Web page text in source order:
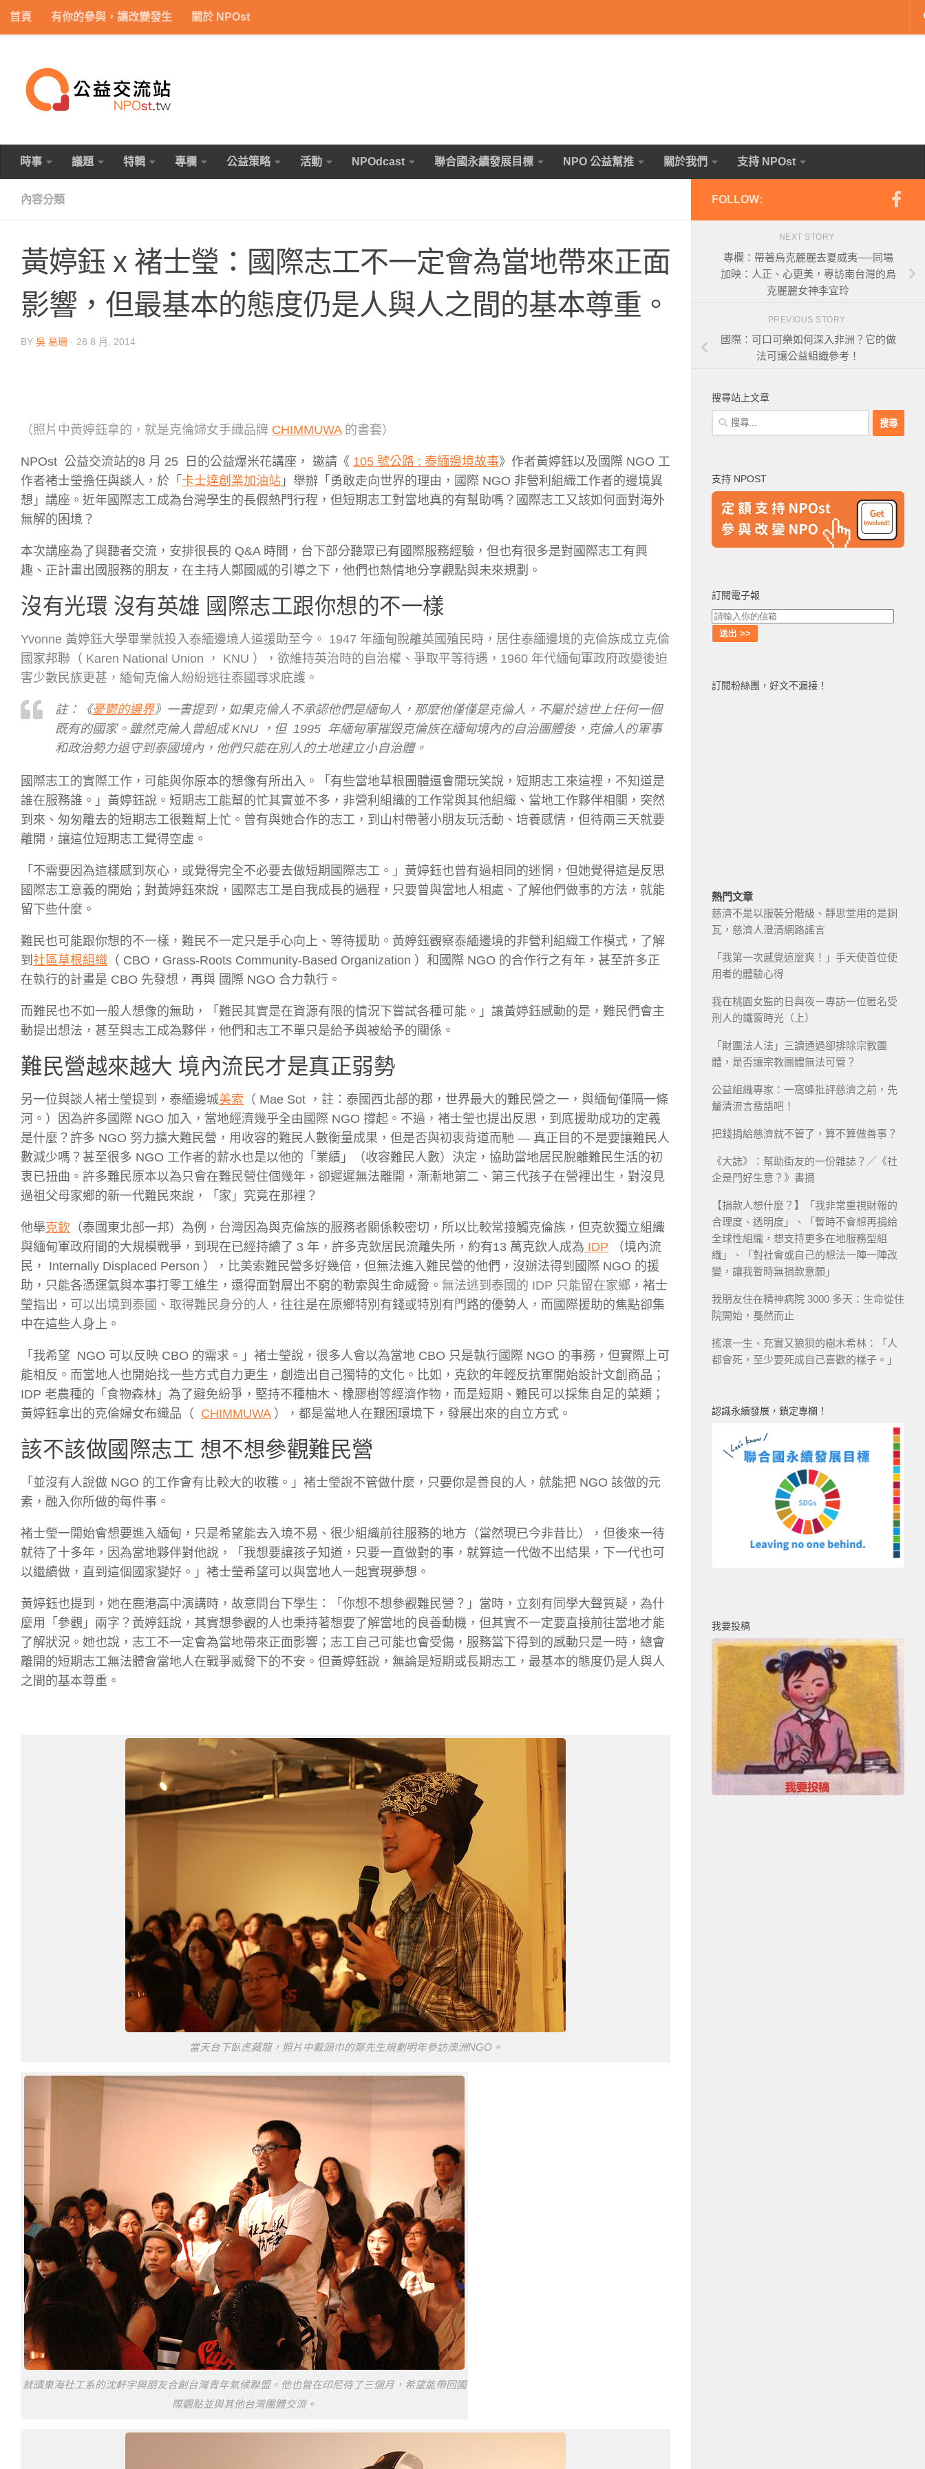
Skip to content
首頁 有你的參與，讓改變發生 關於 NPOst
時事 議題 特輯 專欄 公益策略 活動 NPOdcast 聯合國永續發展目標 NPO 公益幫推 關於我們 支持 NPOst
內容分類
黃婷鈺 x 褚士瑩：國際志工不一定會為當地帶來正面
影響，但最基本的態度仍是人與人之間的基本尊重。
BY 吳 易珊 · 28 8 月, 2014
（照片中黃婷鈺拿的，就是克倫婦女手織品牌 CHIMMUWA的書套）
NPOst 公益交流站的8 月 25 日的公益爆米花講座， 邀請《 105 號公路 : 泰緬邊境故事》作者黃婷鈺以及國際 NGO 工
作者褚士瑩擔任與談人，於「 卡士達創業加油站 」舉辦「勇敢走向世界的理由，國際 NGO 非營利組織工作者的邊境異
想」講座。近年國際志工成為台灣學生的長假熱門行程，但短期志工對當地真的有幫助嗎？國際志工又該如何面對海外
無解的困境？
本次講座為了與聽者交流，安排很長的 Q&A 時間，台下部分聽眾已有國際服務經驗，但也有很多是對國際志工有興
趣、正計畫出國服務的朋友，在主持人鄭國威的引導之下，他們也熱情地分享觀點與未來規劃。
沒有光環 沒有英雄 國際志工跟你想的不一樣
Yvonne 黃婷鈺大學畢業就投入泰緬邊境人道援助至今。 1947 年緬甸脫離英國殖民時，居住泰緬邊境的克倫族成立克倫
國家邦聯（ Karen National Union ， KNU ），欲維持英治時的自治權、爭取平等待遇，1960 年代緬甸軍政府政變後迫
害少數民族更甚，緬甸克倫人紛紛逃往泰國尋求庇護。
註：《憂鬱的邊界》一書提到，如果克倫人不承認他們是緬甸人，那麼他僅僅是克倫人，不屬於這世上任何一個
既有的國家。雖然克倫人曾組成 KNU ，但 1995 年緬甸軍摧毀克倫族在緬甸境內的自治團體後，克倫人的軍事
和政治勢力退守到泰國境內，他們只能在別人的土地建立小自治體。
國際志工的實際工作，可能與你原本的想像有所出入。「有些當地草根團體還會開玩笑說，短期志工來這裡，不知道是
誰在服務誰。」黃婷鈺說。短期志工能幫的忙其實並不多，非營利組織的工作常與其他組織、當地工作夥伴相關，突然
到來、匆匆離去的短期志工很難幫上忙。曾有與她合作的志工，到山村帶著小朋友玩活動、培養感情，但待兩三天就要
離開，讓這位短期志工覺得空虛。
「不需要因為這樣感到灰心，或覺得完全不必要去做短期國際志工。」黃婷鈺也曾有過相同的迷惘，但她覺得這是反思
國際志工意義的開始；對黃婷鈺來說，國際志工是自我成長的過程，只要曾與當地人相處、了解他們做事的方法，就能
留下些什麼。
難民也可能跟你想的不一樣，難民不一定只是手心向上、等待援助。黃婷鈺觀察泰緬邊境的非營利組織工作模式，了解
到 社區草根組織 （ CBO，Grass-Roots Community-Based Organization ）和國際 NGO 的合作行之有年，甚至許多正
在執行的計畫是 CBO 先發想，再與 國際 NGO 合力執行。
而難民也不如一般人想像的無助，「難民其實是在資源有限的情況下嘗試各種可能。」讓黃婷鈺感動的是，難民們會主
動提出想法，甚至與志工成為夥伴，他們和志工不單只是給予與被給予的關係。
難民營越來越大 境內流民才是真正弱勢
另一位與談人褚士瑩提到，泰緬邊城美索 （ Mae Sot ，註：泰國西北部的郡，世界最大的難民營之一，與緬甸僅隔一條
河。）因為許多國際 NGO 加入，當地經濟幾乎全由國際 NGO 撐起。不過，褚士瑩也提出反思，到底援助成功的定義
是什麼？許多 NGO 努力擴大難民營，用收容的難民人數衡量成果，但是否與初衷背道而馳 — 真正目的不是要讓難民人
數減少嗎？甚至很多 NGO 工作者的薪水也是以他的「業績」（收容難民人數）決定，協助當地居民脫離難民生活的初
衷已扭曲。許多難民原本以為只會在難民營住個幾年，卻遲遲無法離開，漸漸地第二、第三代孩子在營裡出生，對沒見
過祖父母家鄉的新一代難民來說，「家」究竟在那裡？
他舉克欽 （泰國東北部一邦）為例，台灣因為與克倫族的服務者關係較密切，所以比較常接觸克倫族，但克欽獨立組織
與緬甸軍政府間的大規模戰爭，到現在已經持續了 3 年，許多克欽居民流離失所，約有13 萬克欽人成為 IDP （境內流
民， Internally Displaced Person ），比美索難民營多好幾倍，但無法進入難民營的他們，沒辦法得到國際 NGO 的援
助，只能各憑運氣與本事打零工維生，還得面對層出不窮的勒索與生命威脅。 無法逃到泰國的 IDP 只能留在家鄉 ，褚士
瑩指出， 可以出境到泰國、取得難民身分的人 ，往往是在原鄉特別有錢或特別有門路的優勢人，而國際援助的焦點卻集
中在這些人身上。
「我希望 NGO 可以反映 CBO 的需求。」褚士瑩說，很多人會以為當地 CBO 只是執行國際 NGO 的事務，但實際上可
能相反。而當地人也開始找一些方式自力更生，創造出自己獨特的文化。比如，克欽的年輕反抗軍開始設計文創商品；
IDP 老農種的「食物森林」為了避免紛爭，堅持不種柚木、橡膠樹等經濟作物，而是短期、難民可以採集自足的菜類；
黃婷鈺拿出的克倫婦女布織品（ CHIMMUWA），都是當地人在艱困環境下，發展出來的自立方式。
該不該做國際志工 想不想參觀難民營
「並沒有人說做 NGO 的工作會有比較大的收穫。」褚士瑩說不管做什麼，只要你是善良的人，就能把 NGO 該做的元
素，融入你所做的每件事。
褚士瑩一開始會想要進入緬甸，只是希望能去入境不易、很少組織前往服務的地方（當然現已今非昔比），但後來一待
就待了十多年，因為當地夥伴對他說，「我想要讓孩子知道，只要一直做對的事，就算這一代做不出結果，下一代也可
以繼續做，直到這個國家變好。」褚士瑩希望可以與當地人一起實現夢想。
黃婷鈺也提到，她在鹿港高中演講時，故意問台下學生：「你想不想參觀難民營？」當時，立刻有同學大聲質疑，為什
麼用「參觀」兩字？黃婷鈺說，其實想參觀的人也秉持著想要了解當地的良善動機，但其實不一定要直接前往當地才能
了解狀況。她也說，志工不一定會為當地帶來正面影響；志工自己可能也會受傷，服務當下得到的感動只是一時，總會
離開的短期志工無法體會當地人在戰爭威脅下的不安。但黃婷鈺說，無論是短期或長期志工，最基本的態度仍是人與人
之間的基本尊重。
當天台下臥虎藏龍，照片中戴頭巾的鄭先生規劃明年參訪澳洲NGO。
就讀東海社工系的沈軒宇與朋友合創台灣青年氣候聯盟。他也曾在印尼待了三個月，希望能帶回國
際觀點並與其他台灣團體交流。
FOLLOW:
NEXT STORY
專欄：帶著烏克麗麗去夏威夷──同場
加映：人正、心更美，專訪南台灣的烏
克麗麗女神李宜玲
PREVIOUS STORY
國際：可口可樂如何深入非洲？它的做
法可讓公益組織參考！
搜尋站上文章
搜
尋
字:
支持 NPOST
訂閱電子報
訂閱粉絲團，好文不漏接！
熱門文章
慈濟不是以服裝分階級、靜思堂用的是銅
瓦，慈濟人澄清網路謠言
「我第一次感覺這麼爽！」手天使首位使
用者的體驗心得
我在桃園女監的日與夜－專訪一位匿名受
刑人的鐵窗時光（上）
「財團法人法」三讀通過卻排除宗教團
體，是否讓宗教團體無法可管？
公益組織專家：一窩蜂批評慈濟之前，先
釐清流言蜚語吧！
把錢捐給慈濟就不管了，算不算做善事？
《大誌》：幫助街友的一份雜誌？／《社
企是門好生意？》書摘
【捐款人想什麼？】「我非常重視財報的
合理度、透明度」、「暫時不會想再捐給
全球性組織，想支持更多在地服務型組
織」、「對社會或自己的想法一陣一陣改
變，讓我暫時無捐款意願」
我朋友住在精神病院 3000 多天：生命從住
院開始，戞然而止
搖滾一生、充實又狼狽的樹木希林：「人
都會死，至少要死成自己喜歡的樣子。」
認識永續發展，鎖定專欄！
我要投稿